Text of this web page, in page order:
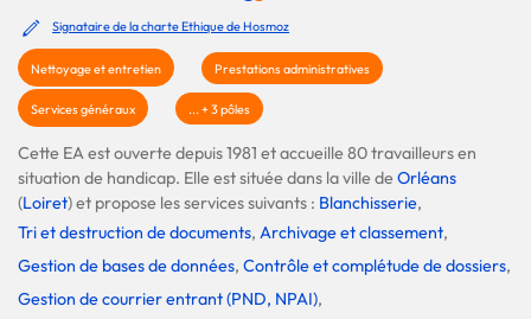
Signataire de la charte Ethique de Hosmoz
Nettoyage et entretien Prestations administratives
Services généraux ... + 3 pôles
Cette EA est ouverte depuis 1981 et accueille 80 travailleurs en
situation de handicap. Elle est située dans la ville deOrléans
(Loiret) et propose les services suivants : Blanchisserie,
Tri et destruction de documents, Archivage et classement,
Gestion de bases de données, Contrôle et complétude de dossiers,
Gestion de courrier entrant (PND, NPAI),